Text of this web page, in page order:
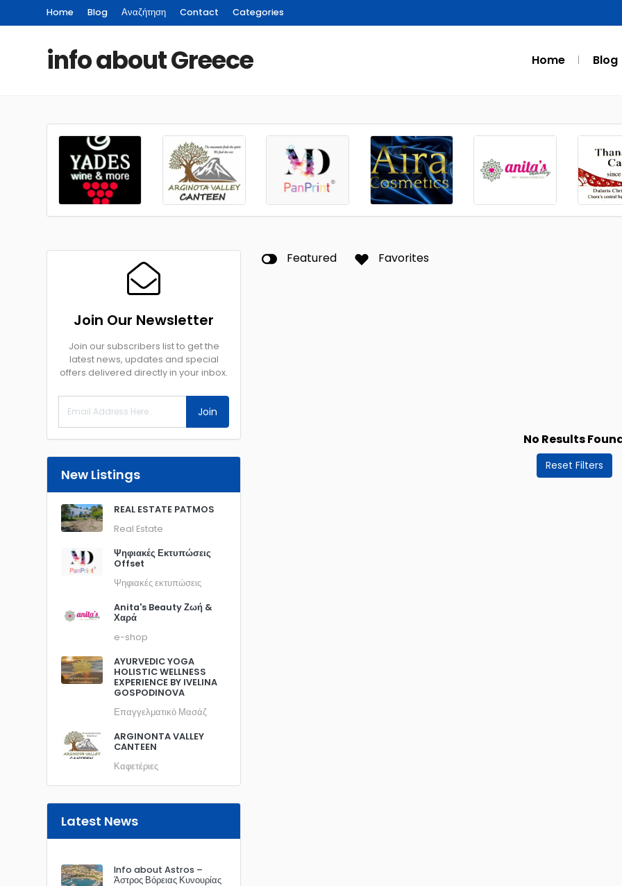
Home Blog Αναζήτηση Contact Categories
info about Greece Home Blog
Join Our Newsletter
Join our subscribers list to get the
latest news, updates and special
offers delivered directly in your inbox.
Join
New Listings
REAL ESTATE PATMOS
Real Estate
Ψηφιακές Εκτυπώσεις
Offset
Ψηφιακές εκτυπώσεις
Anita's Beauty Ζωή &
Χαρά
e-shop
AYURVEDIC YOGA
HOLISTIC WELLNESS
EXPERIENCE BY IVELINA
GOSPODINOVA
Επαγγελματικό Μασάζ
ARGINONTA VALLEY
CANTEEN
Καφετέριες
Latest News
Info about Astros –
Άστρος Βόρειας Κυνουρίας
Featured Favorites
No Results
Reset Filters